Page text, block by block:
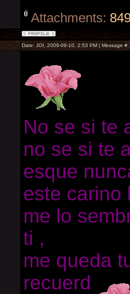
Attachments:
Date: JOI, 2009-09-10, 2:53 PM | Message #
No se si te
no se si te
esque
este carino
me lo
ti ,
me queda
recuerd